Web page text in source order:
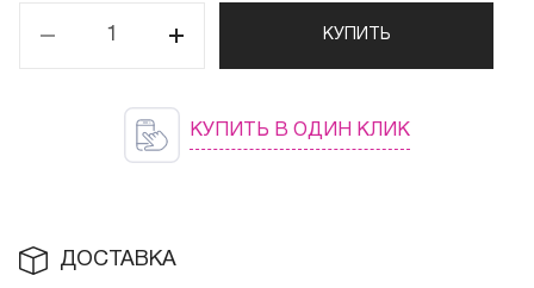
КУПИТЬ
КУПИТЬ В ОДИН КЛИК
ДОСТАВКА